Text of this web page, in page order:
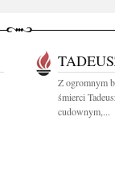
Z ogromnym
śmierci
cudownym,...